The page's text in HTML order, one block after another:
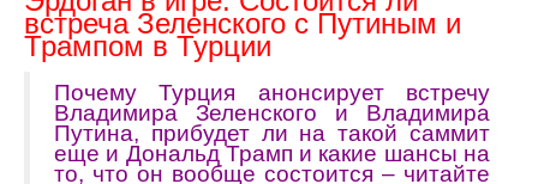
встреча Зеленского с Путиным и
Трампом в Турции
Почему Турция анонсирует встречу
Владимира Зеленского и Владимира
Путина, прибудет ли на такой саммит
еще и Дональд Трамп и какие шансы на
то, что он вообще состоится – читайте